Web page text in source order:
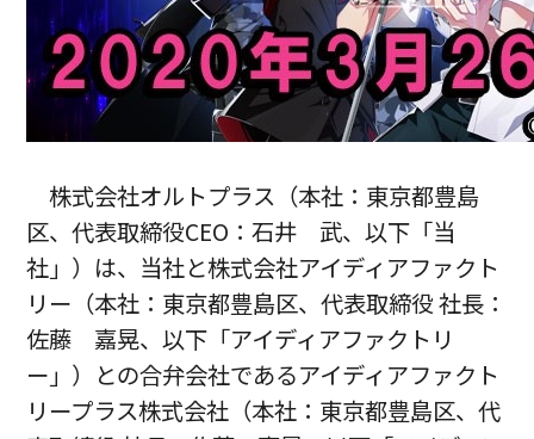
株式会社オルトプラス（本社：東京都豊島
区、代表取締役CEO：石井 武、以下「当
社」）は、当社と株式会社アイディアファクト
リー（本社：東京都豊島区、代表取締役 社長：
佐藤 嘉晃、以下「アイディアファクトリ
ー」）との合弁会社であるアイディアファクト
リープラス株式会社（本社：東京都豊島区、代